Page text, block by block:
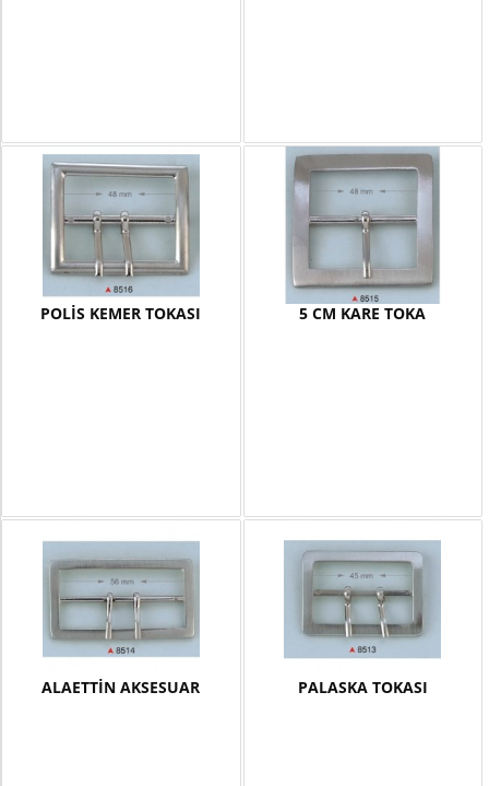
POLİS KEMER TOKASI 5 CM KARE TOKA
ALAETTİN AKSESUAR PALASKA TOKASI